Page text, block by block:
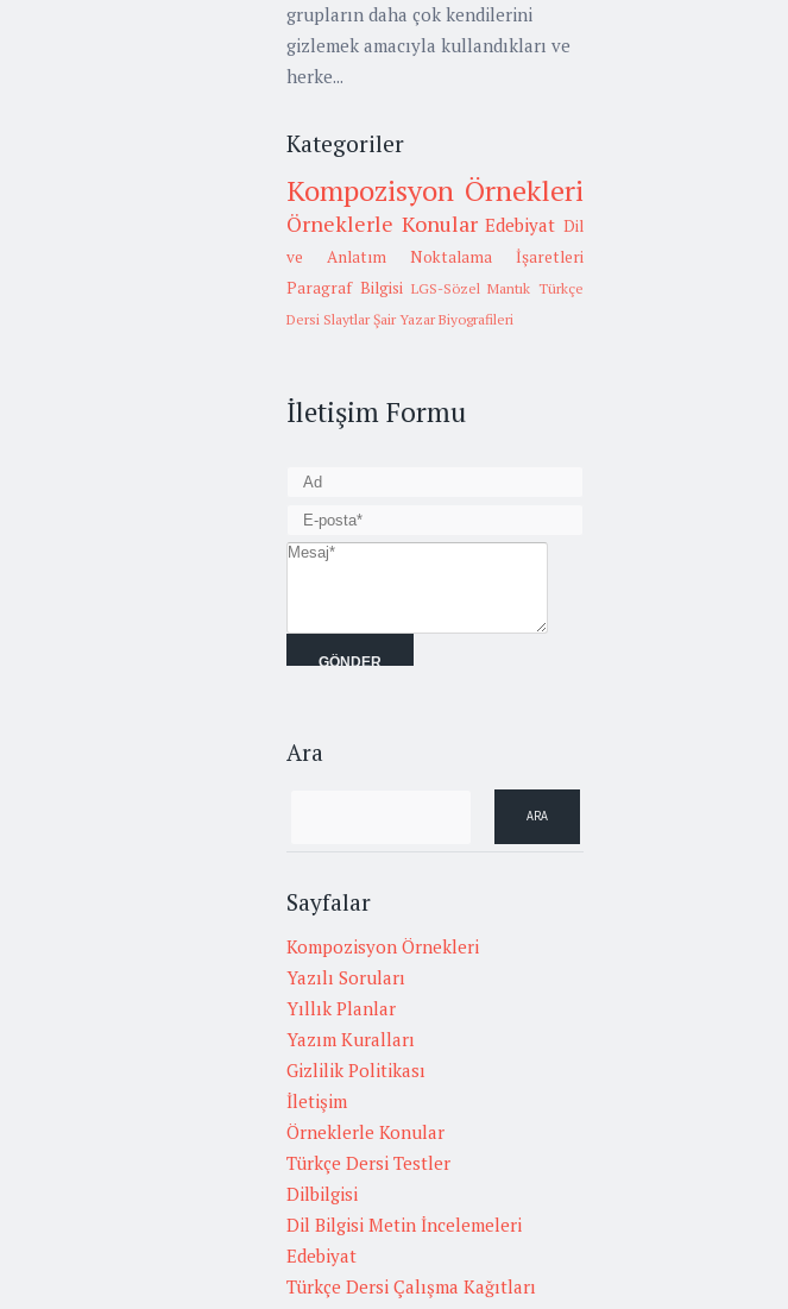
grupların daha çok kendilerini
gizlemek amacıyla kullandıkları ve
herke...
Kategoriler
Kompozisyon Örnekleri
Örneklerle Konular Edebiyat Dil
ve Anlatım
Noktalama İşaretleri
Paragraf Bilgisi LGS-Sözel Mantık Türkçe
Dersi Slaytlar Şair Yazar Biyografileri
İletişim Formu
Ara
Sayfalar
Kompozisyon Örnekleri
Yazılı Soruları
Yıllık Planlar
Yazım Kuralları
Gizlilik Politikası
İletişim
Örneklerle Konular
Türkçe Dersi Testler
Dilbilgisi
Dil Bilgisi Metin İncelemeleri
Edebiyat
Türkçe Dersi Çalışma Kağıtları